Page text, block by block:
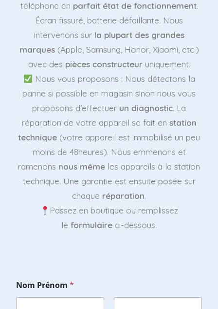
téléphone en parfait état de fonctionnement.
Écran fissuré, batterie défaillante. Nous
intervenons sur la plupart des grandes
marques(Apple, Samsung, Honor, Xiaomi, etc.)
avec des pièces constructeuruniquement.
Nous vous proposons : Nous détectons la
panne si possible en magasin sinon nous vous
proposons d’effectuer un diagnostic. La
réparation de votre appareil se fait en station
technique (votre appareil est immobilisé un peu
moins de 48heures). Nous emmenons et
ramenons nous même les appareils à la station
technique. Une garantie est ensuite posée sur
chaque réparation.
Passez en boutique ou remplissez
le formulaire ci-dessous.
o
d
Nom Prénom*